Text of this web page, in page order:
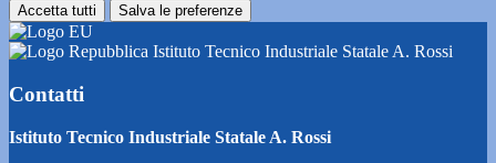
Accetta tutti Salva le preferenze
Istituto Tecnico Industriale Statale A. Rossi
Contatti
Istituto Tecnico Industriale Statale A. Rossi